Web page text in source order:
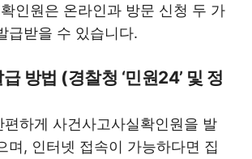
인원은 온라인과 방문 신청 두 가
급받을 수 있습니다.
방법 (경찰청 ‘민원24’ 및 정
편하게 사건사고사실확인원을 발
며, 인터넷 접속이 가능하다면 집